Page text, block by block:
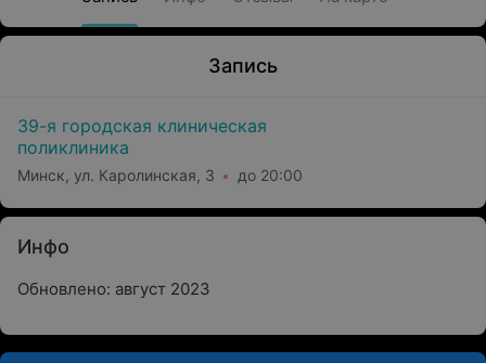
Запись
39-я городская клиническая
поликлиника
Минск, ул. Каролинская, 3 до 20:00
Инфо
Обновлено: август 2023